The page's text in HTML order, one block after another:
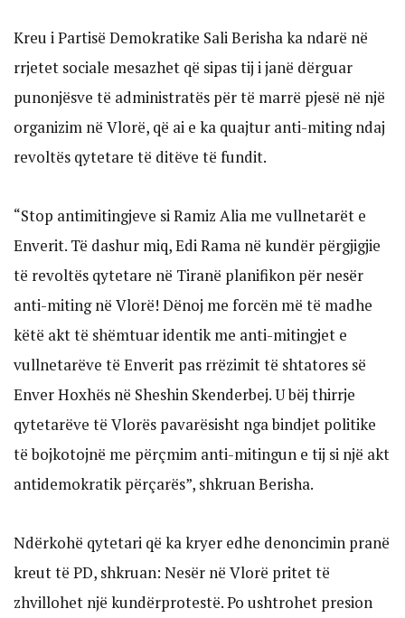
Kreu i Partisë Demokratike Sali Berisha ka ndarë në
rrjetet sociale mesazhet që sipas tij i janë dërguar
punonjësve të administratës për të marrë pjesë në një
organizim në Vlorë, që ai e ka quajtur anti-miting ndaj
revoltës qytetare të ditëve të fundit.
“Stop antimitingjeve si Ramiz Alia me vullnetarët e
Enverit. Të dashur miq, Edi Rama në kundër përgjigjie
të revoltës qytetare në Tiranë planifikon për nesër
anti-miting në Vlorë! Dënoj me forcën më të madhe
këtë akt të shëmtuar identik me anti-mitingjet e
vullnetarëve të Enverit pas rrëzimit të shtatores së
Enver Hoxhës në Sheshin Skenderbej. U bëj thirrje
qytetarëve të Vlorës pavarësisht nga bindjet politike
të bojkotojnë me përçmim anti-mitingun e tij si një akt
antidemokratik përçarës”, shkruan Berisha.
Ndërkohë qytetari që ka kryer edhe denoncimin pranë
kreut të PD, shkruan: Nesër në Vlorë pritet të
zhvillohet një kundërprotestë. Po ushtrohet presion